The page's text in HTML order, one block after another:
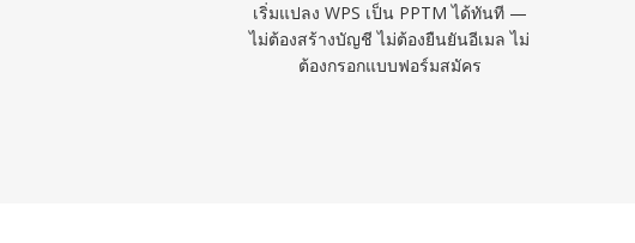
เริ่มแปลง WPS เป็น PPTM ได้ทันที —
ไม่ต้องสร้างบัญชี ไม่ต้องยืนยันอีเมล ไม่
ต้องกรอกแบบฟอร์มสมัคร